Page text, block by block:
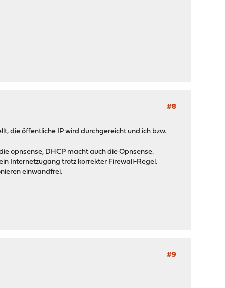
#8
die öffentliche IP wird durchgereicht und ich bzw.
opnsense, DHCP macht auch die Opnsense.
Internetzugang trotz korrekter Firewall-Regel.
einwandfrei.
#9